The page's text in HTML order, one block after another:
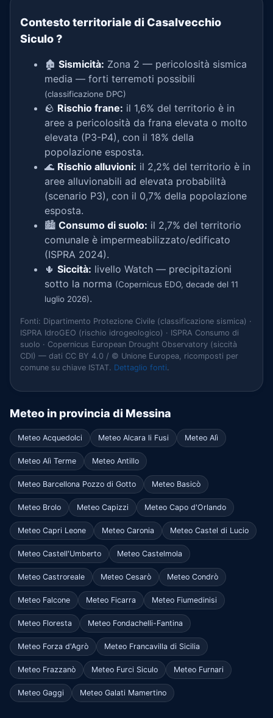
Contesto territoriale di Casalvecchio
Siculo?
🏚️ Sismicità: Zona 2 — pericolosità sismica
media — forti terremoti possibili
(classificazione DPC)
🪨 Rischio frane: il 1,6% del territorio è in
aree a pericolosità da frana elevata o molto
elevata (P3-P4), con il 18% della
popolazione esposta.
🌊 Rischio alluvioni: il 2,2% del territorio è in
aree alluvionabili ad elevata probabilità
(scenario P3), con il 0,7% della popolazione
esposta.
🏙️ Consumo di suolo: il 2,7% del territorio
comunale è impermeabilizzato/edificato
(ISPRA 2024).
🌵 Siccità: livello Watch — precipitazioni
sotto la norma (Copernicus EDO, decade del 11
luglio 2026).
Fonti: Dipartimento Protezione Civile (classificazione sismica) ·
ISPRA IdroGEO (rischio idrogeologico) · ISPRA Consumo di
suolo · Copernicus European Drought Observatory (siccità
CDI) — dati CC BY 4.0 / © Unione Europea, ricomposti per
comune su chiave ISTAT. Dettaglio fonti.
Meteo in provincia di Messina
Meteo Acquedolci Meteo Alcara li Fusi Meteo Alì
Meteo Alì Terme Meteo Antillo
Meteo Barcellona Pozzo di Gotto Meteo Basicò
Meteo Brolo Meteo Capizzi Meteo Capo d'Orlando
Meteo Capri Leone Meteo Caronia Meteo Castel di Lucio
Meteo Castell'Umberto Meteo Castelmola
Meteo Castroreale Meteo Cesarò Meteo Condrò
Meteo Falcone Meteo Ficarra Meteo Fiumedinisi
Meteo Floresta Meteo Fondachelli-Fantina
Meteo Forza d'Agrò Meteo Francavilla di Sicilia
Meteo Frazzanò Meteo Furci Siculo Meteo Furnari
Meteo Gaggi Meteo Galati Mamertino